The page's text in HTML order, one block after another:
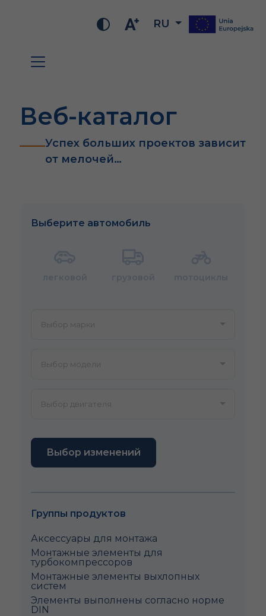
RU
Веб-каталог
Успех больших проектов зависит
от мелочей…
Выберите автомобиль
Выбор изменений
Группы продуктов
Аксессуары для монтажа
Монтажные элементы для
турбокомпрессоров
Монтажные элементы выхлопных
систем
Элементы выполнены согласно норме
DIN